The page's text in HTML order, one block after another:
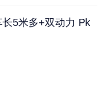
5米多+双动力 Pk